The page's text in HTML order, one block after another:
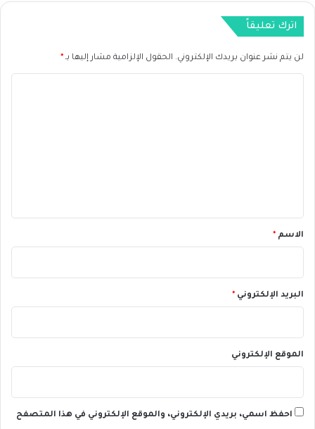
ا
ل
س
ب
و
م
ض
ط
ب
اترك تعليقاً
لن يتم نشر عنوان بريدك الإلكتروني. الحقول الإلزامية مشار إليها بـ *
*الاسم *
البريد الإلكتروني *
الموقع الإلكتروني
احفظ اسمي، بريدي الإلكتروني، والموقع الإلكتروني في هذا المتصفح